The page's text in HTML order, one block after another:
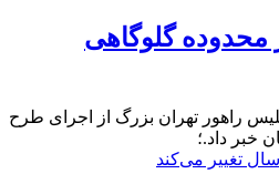
محدوده گلوگاهی
راهور تهران بزرگ از اجرای طرح
خبر داد.؛